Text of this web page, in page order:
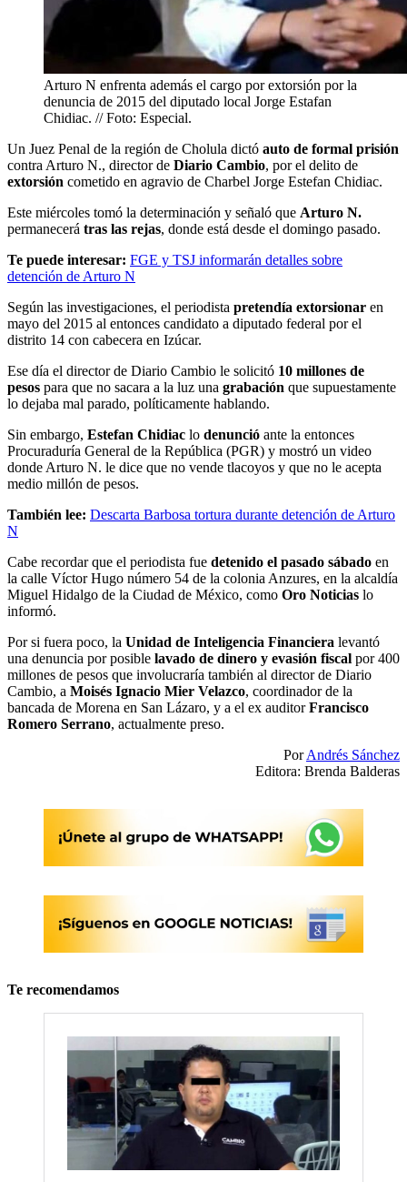
Arturo N enfrenta además el cargo por extorsión por la
denuncia de 2015 del diputado local Jorge Estafan
Chidiac. // Foto: Especial.
Un Juez Penal de la región de Cholula dictó auto de formal prisión
contra Arturo N., director de Diario Cambio, por el delito de
extorsión cometido en agravio de Charbel Jorge Estefan Chidiac.
Este miércoles tomó la determinación y señaló que Arturo N.
permanecerá tras las rejas, donde está desde el domingo pasado.
Te puede interesar: FGE y TSJ informarán detalles sobre
detención de Arturo N
Según las investigaciones, el periodista pretendía extorsionar en
mayo del 2015 al entonces candidato a diputado federal por el
distrito 14 con cabecera en Izúcar.
Ese día el director de Diario Cambio le solicitó 10 millones de
pesos para que no sacara a la luz una grabación que supuestamente
lo dejaba mal parado, políticamente hablando.
Sin embargo, Estefan Chidiac lo denunció ante la entonces
Procuraduría General de la República (PGR) y mostró un video
donde Arturo N. le dice que no vende tlacoyos y que no le acepta
medio millón de pesos.
También lee: Descarta Barbosa tortura durante detención de Arturo
N
Cabe recordar que el periodista fue detenido el pasado sábado en
la calle Víctor Hugo número 54 de la colonia Anzures, en la alcaldía
Miguel Hidalgo de la Ciudad de México, como Oro Noticias lo
informó.
Por si fuera poco, la Unidad de Inteligencia Financiera levantó
una denuncia por posible lavado de dinero y evasión fiscal por 400
millones de pesos que involucraría también al director de Diario
Cambio, a Moisés Ignacio Mier Velazco, coordinador de la
bancada de Morena en San Lázaro, y a el ex auditorFrancisco
Romero Serrano, actualmente preso.
PorAndrés Sánchez
Editora: Brenda Balderas
Te recomendamos